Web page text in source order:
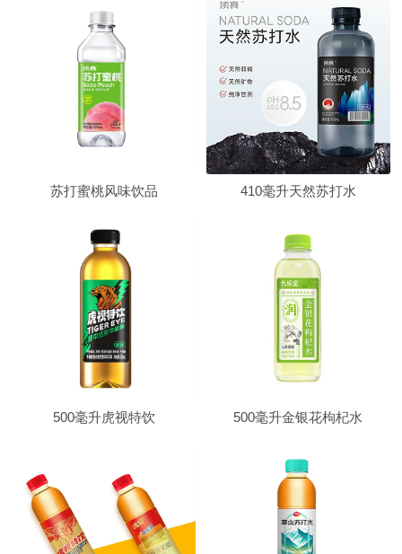
苏打蜜桃风味饮品 410毫升天然苏打水
500毫升虎视特饮 500毫升金银花枸杞水